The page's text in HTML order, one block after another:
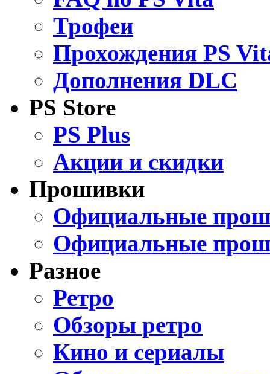
Трофеи
Прохождения PS
Дополнения DLC
PS Store
PS Plus
Акции и скидки
Прошивки
Официальные
Официальные
Разное
Ретро
Обзоры ретро
Кино и сериалы